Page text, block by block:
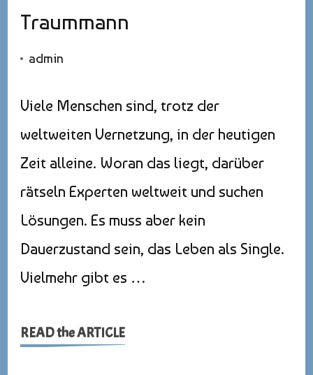
Traummann
admin
Viele Menschen sind, trotz der
weltweiten Vernetzung, in der heutigen
Zeit alleine. Woran das liegt, darüber
rätseln Experten weltweit und suchen
Lösungen. Es muss aber kein
Dauerzustand sein, das Leben als Single.
Vielmehr gibt es …
READ the ARTICLE